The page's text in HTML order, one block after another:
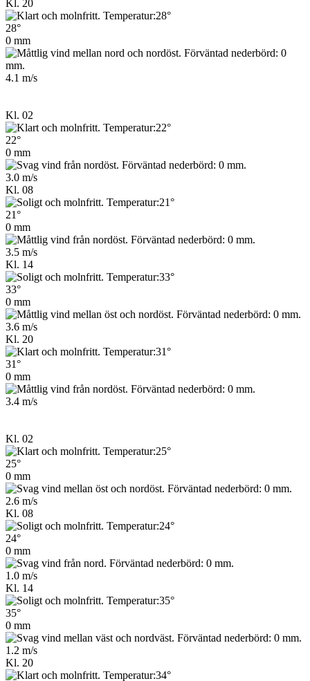
Kl. 20
28°
0 mm
4.1 m/s
Kl. 02
22°
0 mm
3.0 m/s
Kl. 08
21°
0 mm
3.5 m/s
Kl. 14
33°
0 mm
3.6 m/s
Kl. 20
31°
0 mm
3.4 m/s
Kl. 02
25°
0 mm
2.6 m/s
Kl. 08
24°
0 mm
1.0 m/s
Kl. 14
35°
0 mm
1.2 m/s
Kl. 20